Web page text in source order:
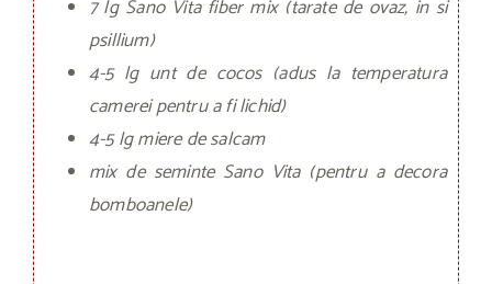
7 lg Sano Vita fiber mix (tarate de ovaz, in si
psillium)
4-5 lg unt de cocos (adus la temperatura
camerei pentru a fi lichid)
4-5 lg miere de salcam
mix de seminte Sano Vita (pentru a decora
bomboanele)